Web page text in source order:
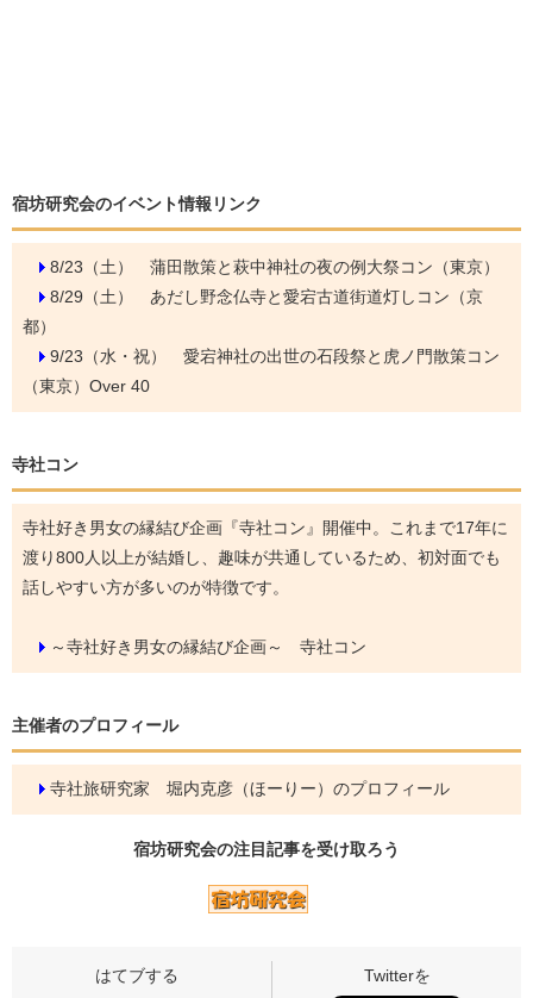
宿坊研究会のイベント情報リンク
8/23（土） 蒲田散策と萩中神社の夜の例大祭コン（東京）
8/29（土） あだし野念仏寺と愛宕古道街道灯しコン（京
都）
9/23（水・祝） 愛宕神社の出世の石段祭と虎ノ門散策コン
（東京）Over 40
寺社コン
寺社好き男女の縁結び企画『寺社コン』開催中。これまで17年に
渡り800人以上が結婚し、趣味が共通しているため、初対面でも
話しやすい方が多いのが特徴です。
～寺社好き男女の縁結び企画～ 寺社コン
主催者のプロフィール
寺社旅研究家 堀内克彦（ほーりー）のプロフィール
宿坊研究会の注目記事を受け取ろう